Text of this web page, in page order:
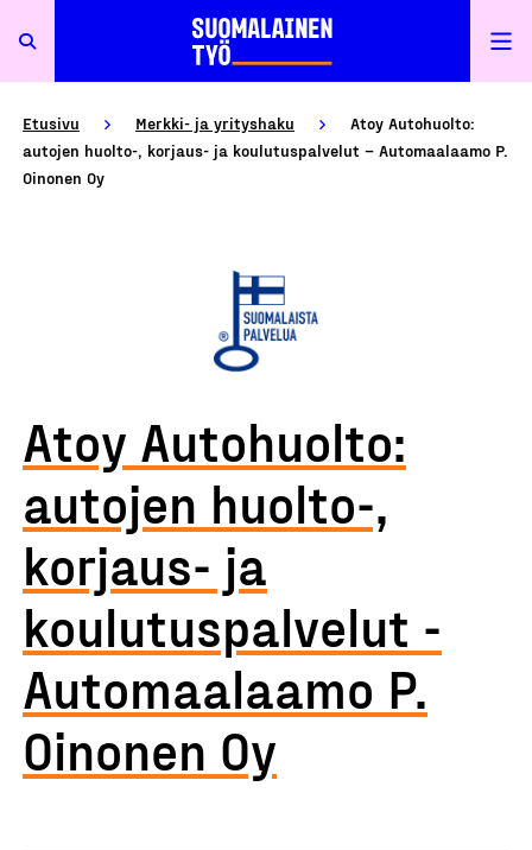
Etusivu Merkki- ja yrityshaku
Atoy Autohuolto:
autojen huolto-, korjaus- ja koulutuspalvelut – Automaalaamo P.
Oinonen Oy
Atoy Autohuolto:
autojen huolto-,
korjaus- ja
koulutuspalvelut -
Automaalaamo P.
Oinonen Oy